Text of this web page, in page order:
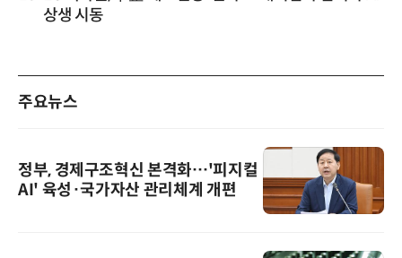
상생 시동
주요뉴스
정부, 경제구조혁신 본격화…'피지컬
AI' 육성·국가자산 관리체계 개편